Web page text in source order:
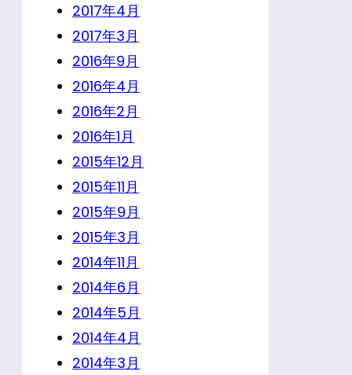
2017年4月
2017年3月
2016年9月
2016年4月
2016年2月
2016年1月
2015年12月
2015年11月
2015年9月
2015年3月
2014年11月
2014年6月
2014年5月
2014年4月
2014年3月